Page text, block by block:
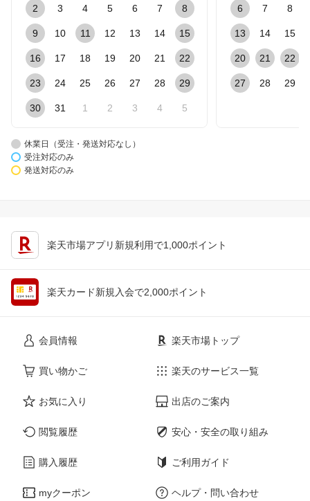
2 3 4 5 6 7 8
9 10 11 12 13 14 15
16 17 18 19 20 21 22
23 24 25 26 27 28 29
30 31 1 2 3 4 5
6 7 8
13 14 15
20 21 22
27 28 29
休業日（受注・発送対応なし）
受注対応のみ
発送対応のみ
楽天市場アプリ新規利用で1,000ポイント
楽天カード新規入会で2,000ポイント
会員情報
買い物かご
お気に入り
閲覧履歴
購入履歴
myクーポン
楽天市場トップ
楽天のサービス一覧
出店のご案内
安心・安全の取り組み
ご利用ガイド
ヘルプ・問い合わせ